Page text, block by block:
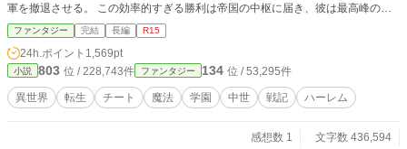
軍を撤退させる。 この効率的すぎる勝利は帝国の中枢に届き、彼は最高峰の帝
国軍事学院への招待状を手に入れる。 「英雄になりたいわけじゃない。ただ、
母の死の真相と父の秘密を知るため、生き残らなきゃならないだけだ」 無口最
強の仮面メイド・シンカク、命を取引に差し出した狼耳少女・アイリ。彼は常に
コスパの高い道を選び、母の遺したノートの謎、そして生まれて一度も会ったこ
とのない父・帝国大元帥のいる帝都の闇へと踏み込んでいく。 正義も英雄も、
損をするなら意味がない。合理主義が英雄譚を侵食していく、反英雄ミリタリー
ファンタジー 完結 長編 R15
24h.ポイント 1,569pt
小説 803 位 / 228,743件 ファンタジー 134 位 / 53,295件
異世界 転生 チート 魔法 学園 中世 戦記 ハーレム
感想数 1
文字数 436,594